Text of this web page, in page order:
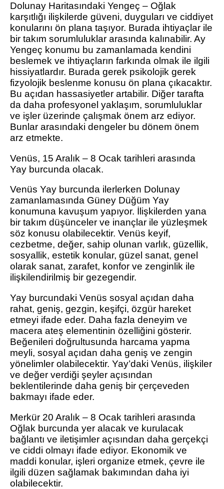
Dolunay Haritasındaki Yengeç – Oğlak
karşıtlığı ilişkilerde güveni, duyguları ve ciddiyet
konularını ön plana taşıyor. Burada ihtiyaçlar ile
bir takım sorumluluklar arasında kalınabilir. Ay
Yengeç konumu bu zamanlamada kendini
beslemek ve ihtiyaçların farkında olmak ile ilgili
hissiyatlardır. Burada gerek psikolojik gerek
fizyolojik beslenme konusu ön plana çıkacaktır.
Bu açıdan hassasiyetler artabilir. Diğer tarafta
da daha profesyonel yaklaşım, sorumluluklar
ve işler üzerinde çalışmak önem arz ediyor.
Bunlar arasındaki dengeler bu dönem önem
arz etmekte.
Venüs, 15 Aralık – 8 Ocak tarihleri arasında
Yay burcunda olacak.
Venüs Yay burcunda ilerlerken Dolunay
zamanlamasında Güney Düğüm Yay
konumuna kavuşum yapıyor. İlişkilerden yana
bir takım düşünceler ve inançlar ile yüzleşmek
söz konusu olabilecektir. Venüs keyif,
cezbetme, değer, sahip olunan varlık, güzellik,
sosyallik, estetik konular, güzel sanat, genel
olarak sanat, zarafet, konfor ve zenginlik ile
ilişkilendirilmiş bir gezegendir.
Yay burcundaki Venüs sosyal açıdan daha
rahat, geniş, gezgin, keşifçi, özgür hareket
etmeyi ifade eder. Daha fazla deneyim ve
macera ateş elementinin özelliğini gösterir.
Beğenileri doğrultusunda harcama yapma
meyli, sosyal açıdan daha geniş ve zengin
yönelimler olabilecektir. Yay’daki Venüs, ilişkiler
ve değer verdiği şeyler açısından
beklentilerinde daha geniş bir çerçeveden
bakmayı ifade eder.
Merkür 20 Aralık – 8 Ocak tarihleri arasında
Oğlak burcunda yer alacak ve kurulacak
bağlantı ve iletişimler açısından daha gerçekçi
ve ciddi olmayı ifade ediyor. Ekonomik ve
maddi konular, işleri organize etmek, çevre ile
ilgili düzen sağlamak bakımından daha iyi
olabilecektir.